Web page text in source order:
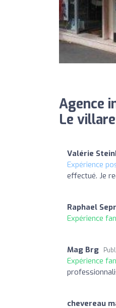
Agence
Le
Valérie
Expérience
effectué. Je
Raphael
Expérience
Mag Brg
Expérience
chevereau